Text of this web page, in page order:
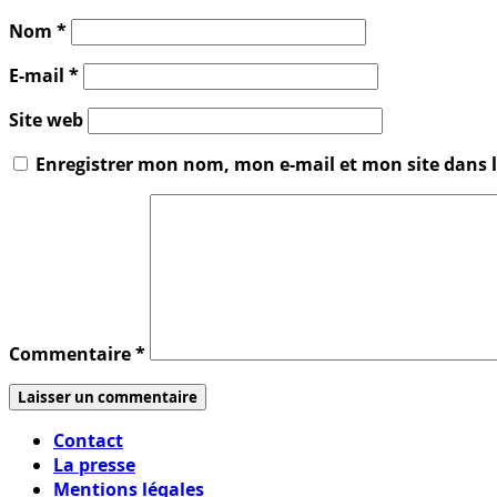
Nom *
E-mail *
Site web
Enregistrer mon nom, mon e-mail et mon site
Commentaire*
Contact
La presse
Mentions légales